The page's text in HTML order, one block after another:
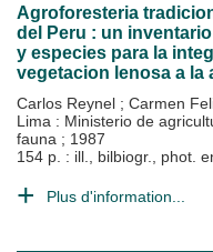
Agroforesteria
del Peru : un
y especies para la
vegetacion lenosa a la
Carlos Reynel ; Carmen
Lima : Ministerio de
fauna ; 1987
154 p. : ill., bilbiogr., phot.
Plus d'information...